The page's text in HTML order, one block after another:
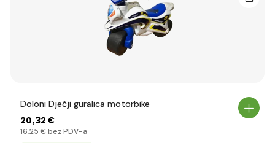
Doloni Dječji guralica motorbike
20,32 €
16,25 € bez PDV-a